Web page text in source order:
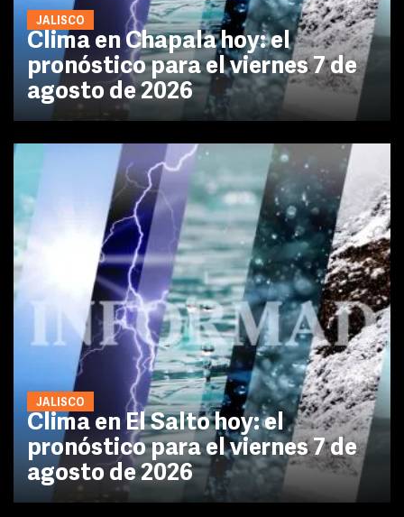
JALISCO
Clima en Chapala hoy: el
pronóstico para el viernes 7 de
agosto de 2026
JALISCO
Clima en El Salto hoy: el
pronóstico para el viernes 7 de
agosto de 2026